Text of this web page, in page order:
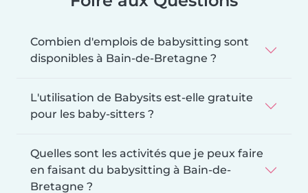
Combien d'emplois de babysitting sont
disponibles à Bain-de-Bretagne ?
L'utilisation de Babysits est-elle gratuite
pour les baby-sitters ?
Quelles sont les activités que je peux faire
en faisant du babysitting à Bain-de-
Bretagne ?